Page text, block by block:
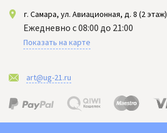
г. Самара, ул. Авиационная, д. 8 (2 этаж)
Ежедневно с 08:00 до 21:00
Показать на карте
art@ug-21.ru